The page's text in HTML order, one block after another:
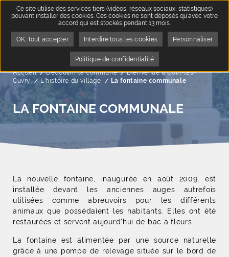
Accueil Découvrir la commune
Bienvenue à Coin-lès-
Cuvry
L'histoire du village Page active :
La fontaine communale
LA FONTAINE COMMUNALE
La nouvelle fontaine, inaugurée en août 2009, est
installée devant les anciennes auges autrefois
utilisées comme abreuvoirs pour les différents
animaux que possédaient les habitants. Elles ont été
restaurées et servent aujourd’hui de bac à fleurs.
La fontaine est alimentée par une source naturelle
grâce à une pompe de relevage située sur le bord de
Ce site utilise des services tiers (vidéos, réseaux sociaux, statistiques)
pouvant installer des cookies. Ces cookies ne sont déposés qu’avec votre
accord qui est stockés pendant 13 mois.
OK, tout accepter Interdire tous les cookies Personnaliser
Politique de confidentialité